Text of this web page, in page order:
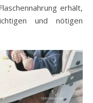
erhält,
und nötigen